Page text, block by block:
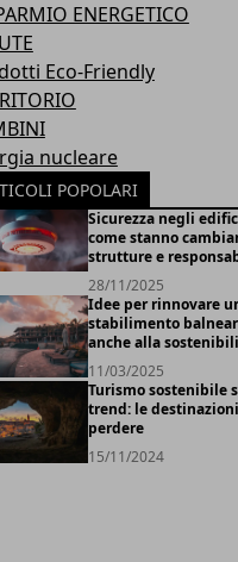
ENERGETICO
Eco-Friendly
nucleare
POPOLARI
Sicurezza negli
come stanno
strutture e
28/11/2025
Idee per rinnovare
stabilimento
anche alla
11/03/2025
Turismo sostenibile
trend: le
perdere
15/11/2024